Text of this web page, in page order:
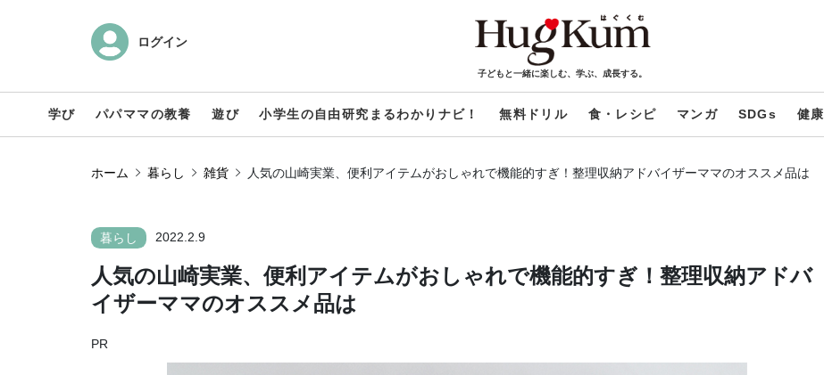
ログイン
子どもと一緒に楽しむ、学ぶ、成長する。
学び パパママの教養 遊び 小学生の自由研究まるわかりナビ！ 無料ドリル 食・レシピ マンガ SDGs 健康
ホーム 暮らし 雑貨 人気の山崎実業、便利アイテムがおしゃれで機能的すぎ！整理収納アドバイザーママのオススメ品は
暮らし 2022.2.9
人気の山崎実業、便利アイテムがおしゃれで機能的すぎ！整理収納アドバ
イザーママのオススメ品は
PR